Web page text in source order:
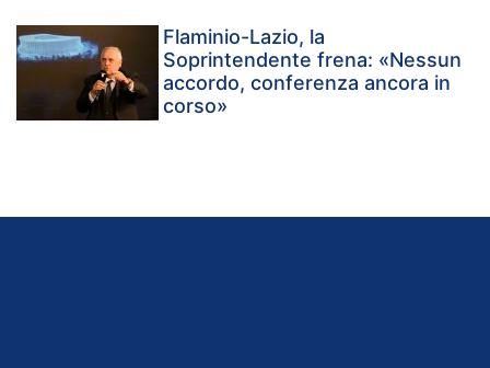
Flaminio-Lazio, la
Soprintendente frena: «Nessun
accordo, conferenza ancora in
corso»